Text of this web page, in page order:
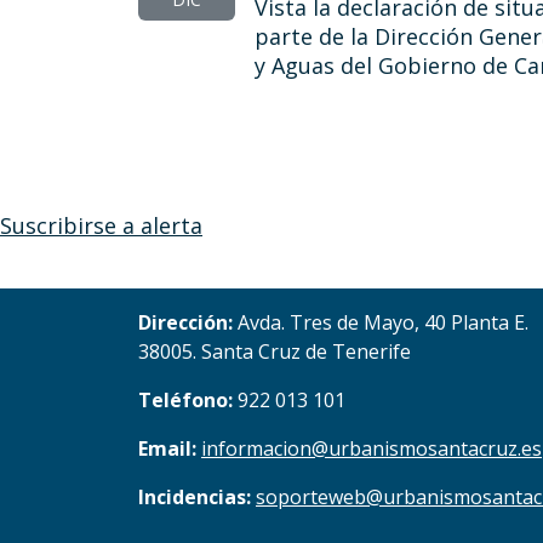
Vista la declaración de
parte de la Dirección
y Aguas del Gobierno de
Suscribirse a alerta
Dirección:Avda. Tres de Mayo, 40 Planta E.
38005. Santa Cruz de Tenerife
Teléfono:922 013 101
Email: informacion@urbanismosantacruz.es
Incidencias: